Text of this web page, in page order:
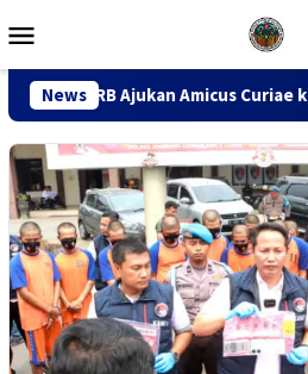
ke
Mobile
News
Amicus Curiae ke PN Tipikor